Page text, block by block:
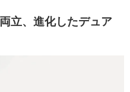
立、進化したデュア